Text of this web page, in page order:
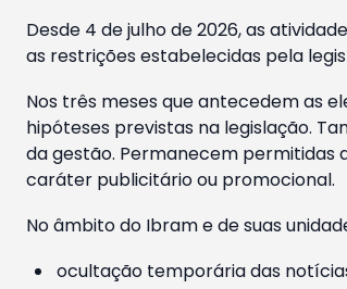
Desde 4 de julho de 2026, as
as restrições estabelecidas pela
Nos três meses que antecedem as
hipóteses previstas na legislação.
da gestão. Permanecem permitidas
caráter publicitário ou promocional.
No âmbito do Ibram e de suas
ocultação temporária das